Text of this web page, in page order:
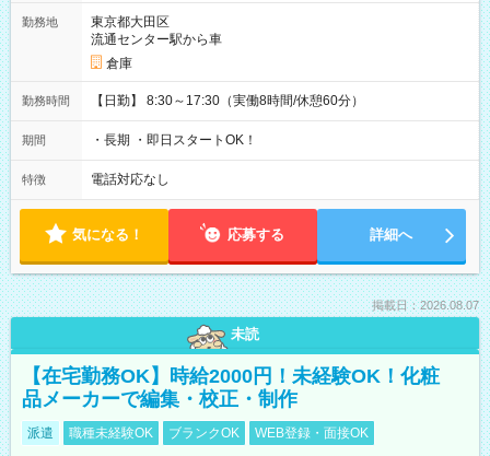
勤務地
東京都大田区
流通センター駅から車
倉庫
勤務時間 【日勤】 8:30～17:30（実働8時間/休憩60分）
期間 ・長期 ・即日スタートOK！
特徴 電話対応なし
気になる！ 応募する 詳細へ
掲載日：2026.08.07
未読
【在宅勤務OK】時給2000円！未経験OK！化粧
品メーカーで編集・校正・制作
派遣 職種未経験OK ブランクOK WEB登録・面接OK